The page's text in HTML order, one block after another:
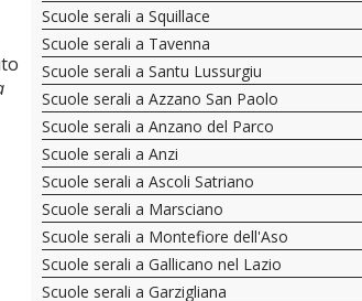
Scuole serali a Squillace
Scuole serali a Tavenna
Scuole serali a Santu Lussurgiu
Scuole serali a Azzano San Paolo
Scuole serali a Anzano del Parco
Scuole serali a Anzi
Scuole serali a Ascoli Satriano
Scuole serali a Marsciano
Scuole serali a Montefiore dell'Aso
Scuole serali a Gallicano nel Lazio
Scuole serali a Garzigliana